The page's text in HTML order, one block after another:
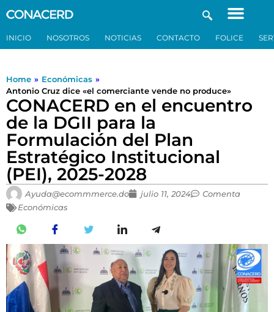
INICIO NOSOTROS NOTICIAS CONTACTO FOLICE
Home » Económicas »
Antonio Cruz dice «el comerciante vende no produce»
CONACERD en el encuentro
de la DGII para la
Formulación del Plan
Estratégico Institucional
(PEI), 2025-2028
Ayuda@ecommmerce.do julio 11, 2024
Comenta
Económicas